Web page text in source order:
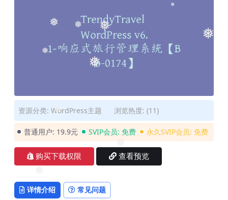
❅
❅
❅ ❅
❅
❅
❅
❅
资源分类: WordPress主题 浏览热度: (11)
普通用户: 19.9元 SVIP会员: 免费 永久SVIP会员: 免费
购买下载权限 查看预览
详情介绍 常见问题